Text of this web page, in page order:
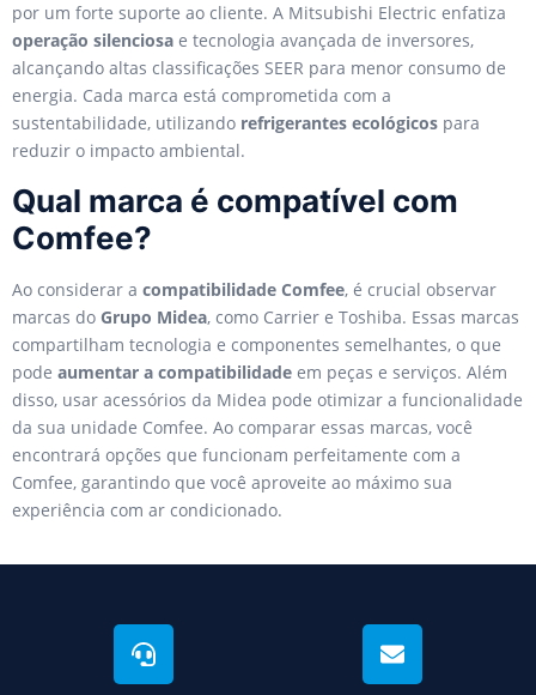
por um forte suporte ao cliente. A Mitsubishi Electric enfatiza
operação silenciosa e tecnologia avançada de inversores,
alcançando altas classificações SEER para menor consumo de
energia. Cada marca está comprometida com a
sustentabilidade, utilizando refrigerantes ecológicos para
reduzir o impacto ambiental.
Qual marca é compatível com
Comfee?
Ao considerar a compatibilidade Comfee, é crucial observar
marcas do Grupo Midea, como Carrier e Toshiba. Essas marcas
compartilham tecnologia e componentes semelhantes, o que
pode aumentar a compatibilidade em peças e serviços. Além
disso, usar acessórios da Midea pode otimizar a funcionalidade
da sua unidade Comfee. Ao comparar essas marcas, você
encontrará opções que funcionam perfeitamente com a
Comfee, garantindo que você aproveite ao máximo sua
experiência com ar condicionado.